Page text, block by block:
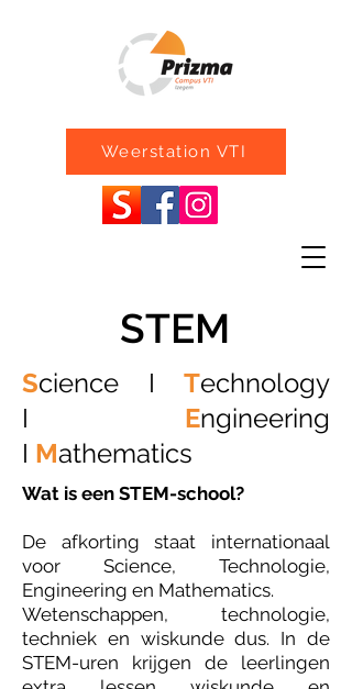
Weerstation VTI
STEM
Science I Technology
I Engineering
I Mathematics
Wat is een STEM-school?
De afkorting staat internationaal
voor Science, Technologie,
Engineering en Mathematics.
Wetenschappen, technologie,
techniek en wiskunde dus. In de
STEM-uren krijgen de leerlingen